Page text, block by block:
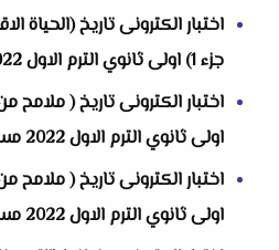
اختبار الكترونى تاريخ (الحياة
جزء 1) اولى ثانوي الترم الاول 2022 مستر ثروت خليفة سعيد
اولى ثانوي الترم الاول 2022 مستر ثروت خليفة سعيد
اولى ثانوي الترم الاول 2022 مستر ثروت خليفة سعيد